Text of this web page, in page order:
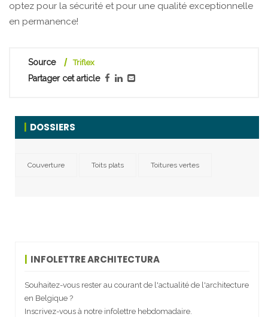
optez pour la sécurité et pour une qualité exceptionnelle
en permanence!
Source Triflex
Partager cet article
DOSSIERS
Couverture Toits plats Toitures vertes
INFOLETTRE ARCHITECTURA
Souhaitez-vous rester au courant de l'actualité de l'architecture
en Belgique ?
Inscrivez-vous à notre infolettre hebdomadaire.